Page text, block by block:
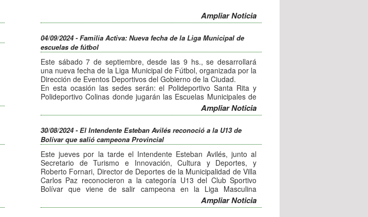
Las clases se dictan todos los días martes, de jueves de 14:15 a
15:15 hs., con el objetivo de trabajar la flexibilidad y la
cintas.
Ampliar Noticia
04/09/2024 - Familia Activa: Nueva fecha de la Liga Municipal de
escuelas de fútbol
Este sábado 7 de septiembre, desde las 9 hs., se desarrollará
una nueva fecha de la Liga Municipal de Fútbol, organizada por la
Dirección de Eventos Deportivos del Gobierno de la Ciudad.
En esta ocasión las sedes serán: el Polideportivo Santa Rita y
Polideportivo Colinas donde jugarán las Escuelas Municipales de
La Quinta, Colinas, Altos del Valle, Sol y Río, San Antonio, Icho
Cruz, escuela Club Carlos Paz, Independiente, Santa Rita y
Ampliar Noticia
30/08/2024 - El Intendente Esteban Avilés reconoció a la U13 de
Bolívar que salió campeona Provincial
Este jueves por la tarde el Intendente Esteban Avilés, junto al
Secretario de Turismo e Innovación, Cultura y Deportes, y
Roberto Fornari, Director de Deportes de la Municipalidad de Villa
Carlos Paz reconocieron a la categoría U13 del Club Sportivo
Bolívar que viene de salir campeona en la Liga Masculina
Jugadores, cuerpo técnico, y dirigentes, compartieron una
Ampliar Noticia